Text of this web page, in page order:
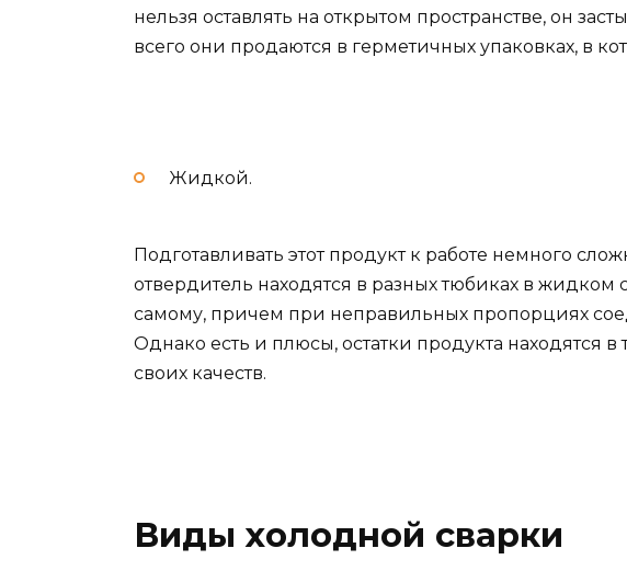
нельзя оставлять на открытом пространстве, он
всего они продаются в герметичных упаковках, в
Жидкой.
Подготавливать этот продукт к работе немного
отвердитель находятся в разных тюбиках в
самому, причем при неправильных пропорциях
Однако есть и плюсы, остатки продукта находятся в
своих качеств.
Виды холодной сварки